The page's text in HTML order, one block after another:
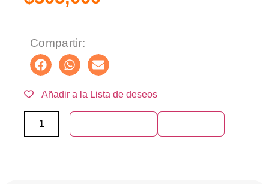
Compartir:
Añadir a la Lista de deseos